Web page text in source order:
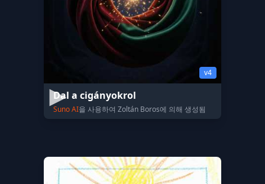
v4
Dal a cigányokrol
Suno AI을 사용하여 Zoltán Boros에 의해 생성됨